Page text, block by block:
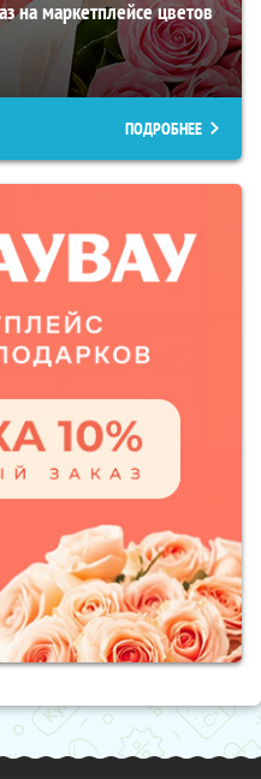
на маркетплейсе цветов
ПОДРОБНЕЕ